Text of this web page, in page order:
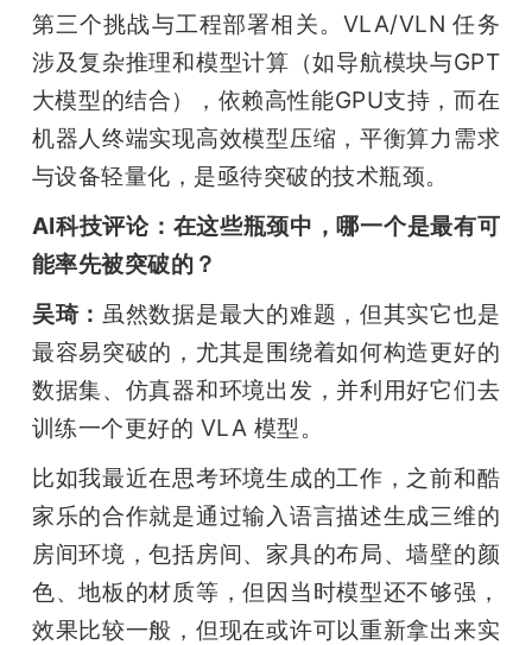
第三个挑战与工程部署相关。VLA/VLN 任务
涉及复杂推理和模型计算（如导航模块与GPT
大模型的结合），依赖高性能GPU支持，而在
机器人终端实现高效模型压缩，平衡算力需求
与设备轻量化，是亟待突破的技术瓶颈。
AI科技评论：在这些瓶颈中，哪一个是最有可
能率先被突破的？
吴琦：虽然数据是最大的难题，但其实它也是
最容易突破的，尤其是围绕着如何构造更好的
数据集、仿真器和环境出发，并利用好它们去
训练一个更好的 VLA 模型。
比如我最近在思考环境生成的工作，之前和酷
家乐的合作就是通过输入语言描述生成三维的
房间环境，包括房间、家具的布局、墙壁的颜
色、地板的材质等，但因当时模型还不够强，
效果比较一般，但现在或许可以重新拿出来实